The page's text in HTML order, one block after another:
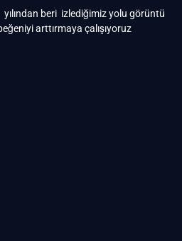
beri izlediğimiz yolu görüntü
arttırmaya çalışıyoruz